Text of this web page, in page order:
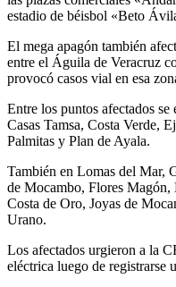
estadio de béisbol «Beto
El mega apagón también
entre el Águila de Veracruz
provocó casos vial en esa
Entre los puntos afectados
Casas Tamsa, Costa Verde,
Palmitas y Plan de Ayala.
También en Lomas del Mar,
de Mocambo, Flores
Costa de Oro, Joyas de
Urano.
Los afectados urgieron a la
eléctrica luego de registrarse